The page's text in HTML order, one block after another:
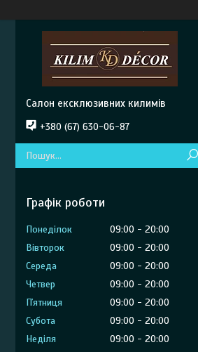
Салон ексклюзивних килимів
+380 (67) 630-06-87
Графік роботи
Понеділок 09:00
20:00
Вівторок
09:00
20:00
Середа
09:00
20:00
Четвер
09:00
20:00
Пʼятниця
09:00
20:00
Субота
09:00
20:00
Неділя
09:00 20:00